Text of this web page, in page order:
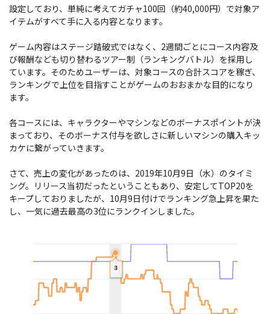
設定しており、単純に考えてガチャ100回（約40,000円）で対象ア
イテムがすべて手に入る内容となります。
ゲーム内容はステージ踏破式ではなく、2週間ごとにコース内容及
び報酬なども切り替わるツアー制（ランキングバトル）を採用し
ています。そのためユーザーは、対象コースの合計スコアを稼ぎ、
ランキングで上位を目指すことがゲームのおおまかな目的になり
ます。
各コースには、キャラクターやマシンなどのボーナスポイントが決
まっており、そのボーナス付与を欲しさに新しいマシンの購入キッ
カケに繋がっていきます。
さて、売上の変化があったのは、2019年10月9日（水）のタイミ
ング。リリース当初だったということもあり、安定してTOP20を
キープしておりましたが、10月9日付けでランキング急上昇を果た
し、一気に過去最高の3位にランクインしました。